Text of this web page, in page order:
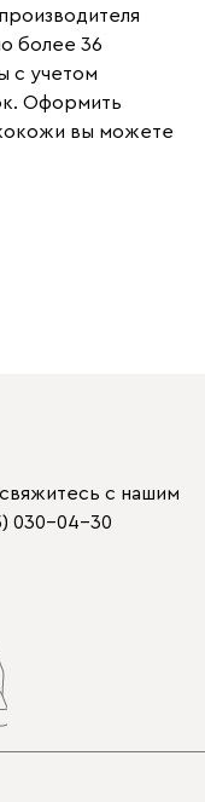
более 36
с учетом
Оформить
вы можете
с нашим
030-04-30